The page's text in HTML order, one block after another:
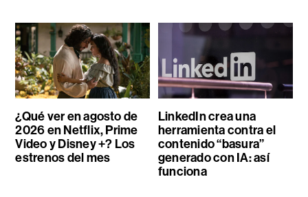
¿Qué ver en agosto de
2026 en Netflix, Prime
Video y Disney +? Los
estrenos del mes
LinkedIn crea una
herramienta contra el
contenido “basura”
generado con IA: así
funciona